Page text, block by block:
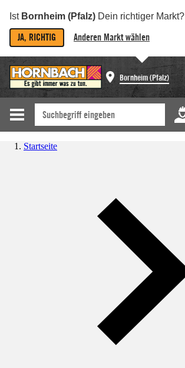
Ist Bornheim (Pfalz) Dein richtiger Markt?
JA, RICHTIG Anderen Markt wählen
Bornheim (Pfalz)
Startseite